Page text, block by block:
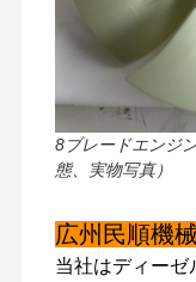
家へ
8ブレードエンジ
態、実物写真）
広州民順機
当社はディーゼ